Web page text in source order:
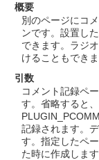
概要
別のページにコ
ンです。設置し
できます。ラジ
けることもできま
引数
コメント記録ペ
す。省略すると
記録されます。
す。指定したペ
た時に作成します